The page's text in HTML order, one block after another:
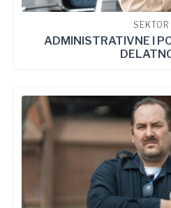
SEKTOR
ADMINISTRATIVNE I